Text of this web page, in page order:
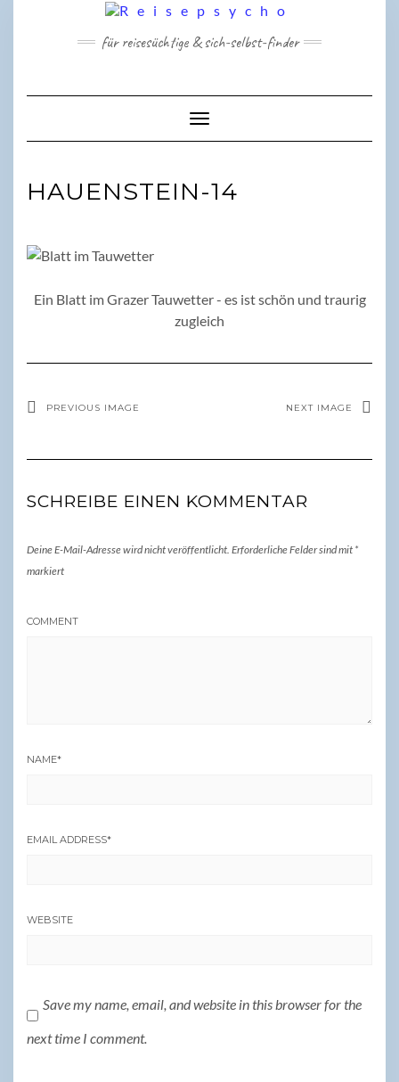
für reisesüchtige & sich-selbst-finder
Toggle Navigation
HAUENSTEIN-14
Ein Blatt im Grazer Tauwetter - es ist schön und traurig
zugleich
PREVIOUS IMAGE NEXT IMAGE
SCHREIBE EINEN KOMMENTAR
Deine E-Mail-Adresse wird nicht veröffentlicht. Erforderliche Felder sind mit *
markiert
COMMENT
NAME*
EMAIL ADDRESS*
WEBSITE
Save my name, email, and website in this browser for the
next time I comment.